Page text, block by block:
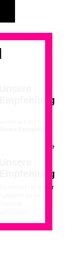
Empfehlung
Empfehlung
Zurzeit sind in dieser